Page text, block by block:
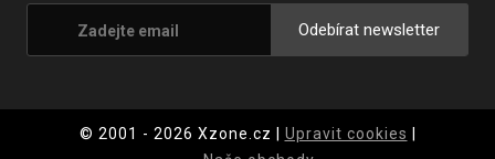
Odebírat newsletter
© 2001 - 2026 Xzone.cz | Upravit cookies